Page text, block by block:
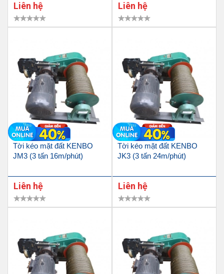
Liên hệ Liên hệ
Tời kéo mặt đất KENBO
JM3 (3 tấn 16m/phút)
Liên hệ
Tời kéo mặt đất KENBO
JK3 (3 tấn 24m/phút)
Liên hệ